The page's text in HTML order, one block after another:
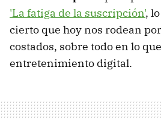
'La fatiga de la suscripción',
cierto que hoy nos rodean
costados, sobre todo en lo
entretenimiento digital.